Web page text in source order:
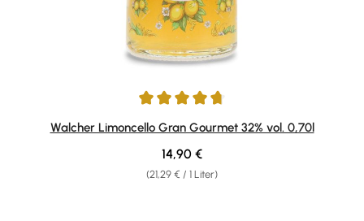
Durchschnittliche Bewertung von 4.85 von 5 Sternen
Walcher Limoncello Gran Gourmet 32% vol. 0,70l
(21,29 € / 1 Liter)
Regulärer Preis:
14,90 €